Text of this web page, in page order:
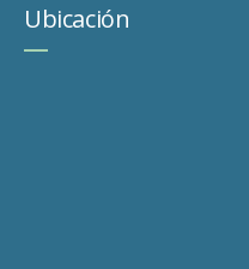
Ubicación